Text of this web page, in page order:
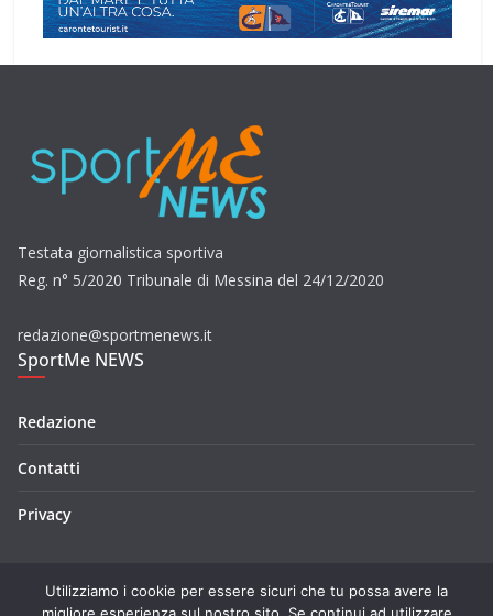
Testata giornalistica sportiva
Reg. n° 5/2020 Tribunale di Messina del 24/12/2020
redazione@sportmenews.it
SportMe NEWS
Redazione
Contatti
Privacy
Utilizziamo i cookie per essere sicuri che tu possa avere la